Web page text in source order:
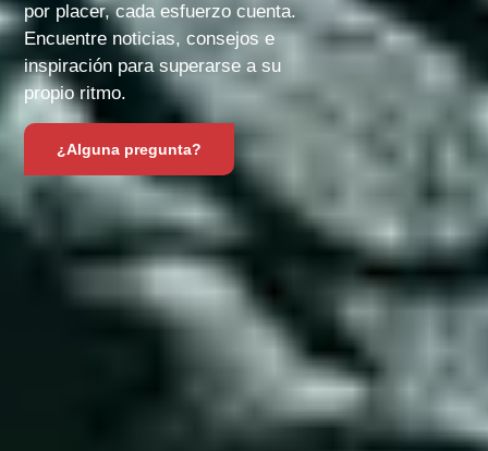
por placer, cada esfuerzo cuenta.
Encuentre noticias, consejos e
inspiración para superarse a su
propio ritmo.
¿Alguna pregunta?